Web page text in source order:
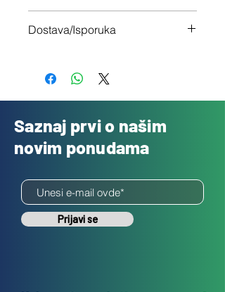
nisi zadovoljan
Dostava/Isporuka
Saznaj prvi o našim
novim ponudama
Prijavi se